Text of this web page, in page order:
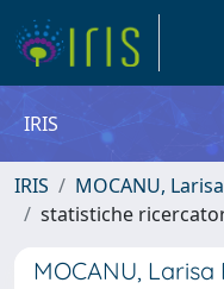
IRIS
IRIS
MOCANU,
statistiche
MOCANU, Larisa